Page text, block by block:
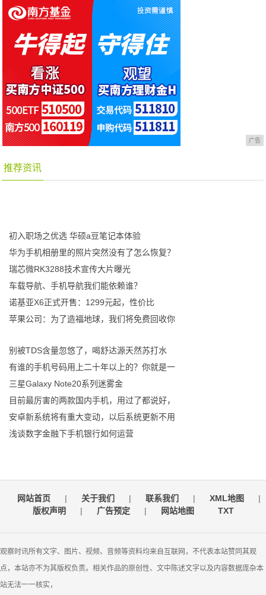
广告
推荐资讯
初入职场之优选 华硕a豆笔记本体验
华为手机相册里的照片突然没有了怎么恢复？
瑞芯微RK3288技术宣传大片曝光
车载导航、手机导航我们能依赖谁？
诺基亚X6正式开售：1299元起，性价比
苹果公司：为了造福地球，我们将免费回收你
别被TDS含量忽悠了，喝舒达源天然苏打水
有谁的手机号码用上二十年以上的？你就是一
三星Galaxy Note20系列迷雾金
目前最厉害的两款国内手机，用过了都说好，
安卓新系统将有重大变动，以后系统更新不用
浅谈数字金融下手机银行如何运营
网站首页 | 关于我们 | 联系我们 | XML地图
|
版权声明
| 广告预定 | 网站地图 TXT
观察时讯所有文字、图片、视频、音频等资料均来自互联网，不代表本站赞同其观
点，本站亦不为其版权负责。相关作品的原创性、文中陈述文字以及内容数据庞杂本
站无法一一核实，